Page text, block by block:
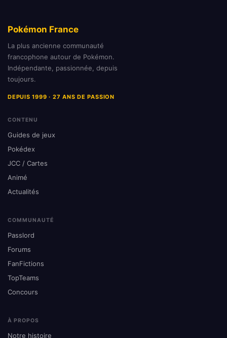
Pokémon France
La plus ancienne communauté
francophone autour de Pokémon.
Indépendante, passionnée, depuis
toujours.
DEPUIS 1999 · 27 ANS DE PASSION
CONTENU
Guides de jeux
Pokédex
JCC / Cartes
Animé
Actualités
COMMUNAUTÉ
Passlord
Forums
FanFictions
TopTeams
Concours
À PROPOS
Notre histoire